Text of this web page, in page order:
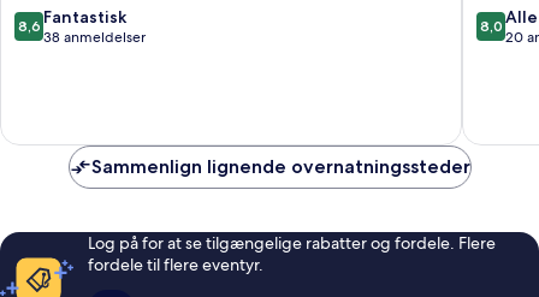
8.6
ud
anmeldelser
8,6 Fantastisk
38 anmeldelser
All
Inclusive
8.0
ud
8,0
20
Sammenlign lignende overnatningssteder
Log på for at se tilgængelige rabatter og fordele. Flere
fordele til flere eventyr.